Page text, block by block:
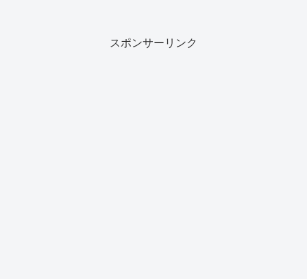
スポンサーリンク